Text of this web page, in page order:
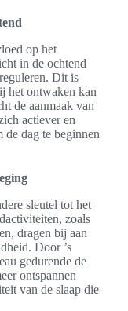
op het
in de ochtend
Dit is
het ontwaken kan
de aanmaak van
actiever en
dag te beginnen
sleutel tot het
zoals
dragen bij aan
Door ’s
gedurende de
ontspannen
van de slaap die